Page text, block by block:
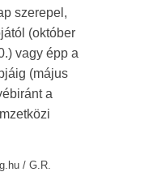
szerepel,
(október
vagy épp a
(május
a
/ G.R.